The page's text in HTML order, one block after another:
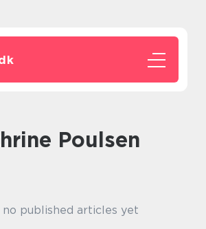
Poulsen
no published articles yet